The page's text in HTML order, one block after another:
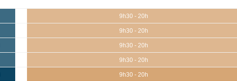
9h30 - 20h
9h30 - 20h
9h30 - 20h
9h30 - 20h
9h30 - 20h